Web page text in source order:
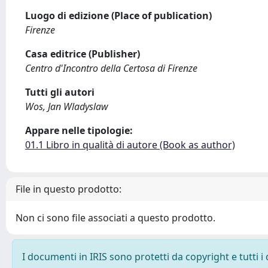
Luogo di edizione (Place of publication)
Firenze
Casa editrice (Publisher)
Centro d'Incontro della Certosa di Firenze
Tutti gli autori
Wos, Jan Wladyslaw
Appare nelle tipologie:
01.1 Libro in qualità di autore (Book as author)
File in questo prodotto:
Non ci sono file associati a questo prodotto.
I documenti in IRIS sono protetti da copyright e tutti